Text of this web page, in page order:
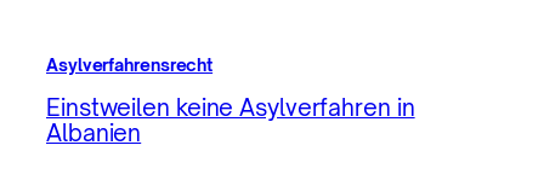
Asylverfahrensrecht
Einstweilen keine Asylverfahren in
Albanien